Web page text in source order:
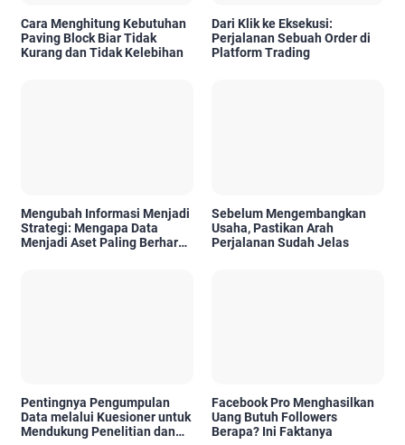
Cara Menghitung Kebutuhan
Paving Block Biar Tidak
Kurang dan Tidak Kelebihan
Dari Klik ke Eksekusi:
Perjalanan Sebuah Order di
Platform Trading
Mengubah Informasi Menjadi
Strategi: Mengapa Data
Menjadi Aset Paling Berharga
Sebelum Mengembangkan
Usaha, Pastikan Arah
Perjalanan Sudah Jelas
Pentingnya Pengumpulan
Data melalui Kuesioner untuk
Mendukung Penelitian dan
Facebook Pro Menghasilkan
Uang Butuh Followers
Berapa? Ini Faktanya